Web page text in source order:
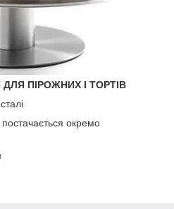
ПІРОЖНИХ І ТОРТІВ
окремо